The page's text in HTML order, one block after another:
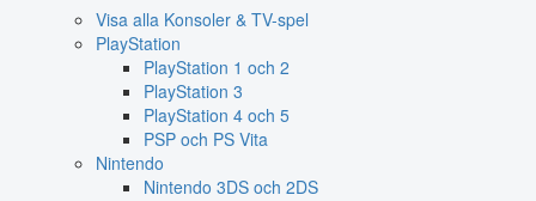
Visa alla Konsoler & TV-spel
PlayStation
PlayStation 1 och 2
PlayStation 3
PlayStation 4 och 5
PSP och PS Vita
Nintendo
Nintendo 3DS och 2DS